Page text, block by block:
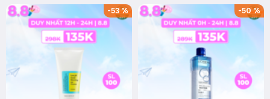
-53% -50%